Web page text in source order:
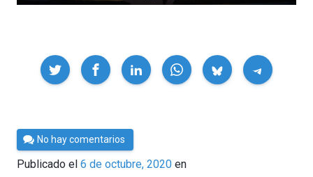
Compartir
Por
César
Tomé
No hay comentarios
Publicado el 6 de octubre, 2020 en